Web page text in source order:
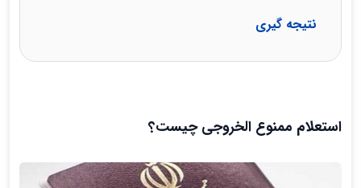
نتیجه گیری
استعلام ممنوع الخروجی چیست؟